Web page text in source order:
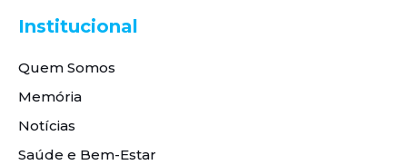
Institucional
Quem Somos
Memória
Notícias
Saúde e Bem-Estar